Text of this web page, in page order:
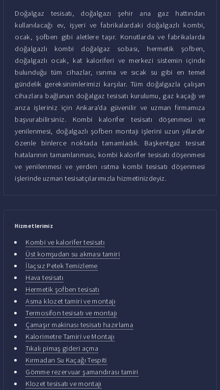
Doğalgaz tesisatı, doğalgazı şehir ana gaz hattından
kullanılacağı ev, işyeri ve fabrikalardaki doğalgazlı kombi,
ocak, şofben gibi aletlere taşır. Konutlarda ve fabrikalarda
doğalgazlı kombi doğalgaz sobası, hermetik şofben,
doğalgazlı ocak, kat kaloriferi ve merkezi sistemin içinde
bulunduğu tüm cihazlar, ısınma ve sıcak su gibi en temel
gündelik gereksinimlerimizi karşılar. Tüm doğalgazla çalışan
cihazlara bağlanan doğalgaz tesisatı kurulumu, gaz kaçağı ve
arıza işleriniz için Ankara'da güvenilir ve uzman firmamıza
başvurabilirsiniz. Kombi kalorifer tesisatı döşenmesi ve
yenilenmesi, doğalgazlı şofben montajı işlerini uzun yıllardır
özenle binlerce noktada tamamladık. Başkentgaz tesisat
hatalarının tamamlanması, kombi kalorifer tesisatı döşenmesi
ve yenilenmesi ve yerden ısıtma kombi tesisatı döşenmesi
işlerinde uzman tesisatçılarımızla hizmetinizdeyiz.
Hizmetlerimiz
Kombi ve kalorifer tesisatı
Üst komşudan su akması tamiri
İlaçsız Petek Temizleme
Hava tesisatı
Hermetik şofben tesisatı
Asma klozet tamiri ve montajı
Termosifon tesisatı ve montajı
Çamaşır makinası tesisatı hazırlama
Kalorimetre Tamiri ve Montajı
Tıkalı pimaş gideri açma
Kırmadan Su Kaçağı Tespiti
Gömme rezervuar şamandırası tamiri
Klozet tesisatı ve montajı